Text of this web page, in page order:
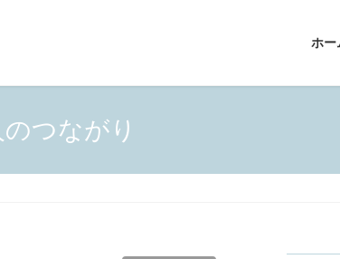
ホー
のつながり